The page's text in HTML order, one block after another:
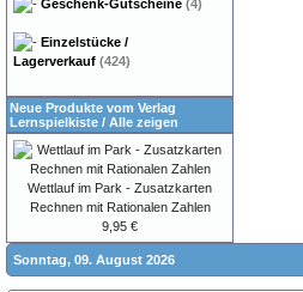
Geschenk-Gutscheine (4)
Einzelstücke /
Lagerverkauf (424)
Neue Produkte vom Verlag
Lernspielkiste / Alle zeigen
Wettlauf im Park - Zusatzkarten
Rechnen mit Rationalen Zahlen
9,95 €
Sonntag, 09. August 2026